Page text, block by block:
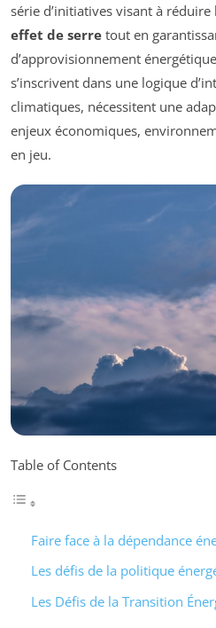
série d’initiatives visant à réduire
effet de serre tout en
d’approvisionnement
s’inscrivent dans une logique
climatiques, nécessitent une
enjeux économiques,
en jeu.
Table of Contents
Faire face à la dépendance
Les défis de la politique
Les Défis de la Transition